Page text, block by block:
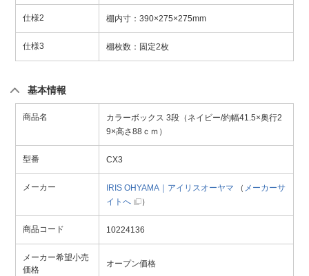
仕様2 棚内寸：390×275×275mm
仕様3 棚枚数：固定2枚
基本情報
商品名
カラーボックス 3段（ネイビー/約幅41.5×奥行2
9×高さ88ｃｍ）
型番 CX3
メーカー IRIS OHYAMA｜アイリスオーヤマ （ メーカーサ
イトへ
）
商品コード 10224136
メーカー希望小売
価格
オープン価格